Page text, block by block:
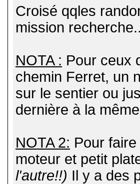
Croisé qqles
mission
NOTA : Pour ceux
chemin Ferret, un
sur le sentier ou
dernière à la
NOTA 2: Pour
moteur et petit
l'autre!!) Il y a des